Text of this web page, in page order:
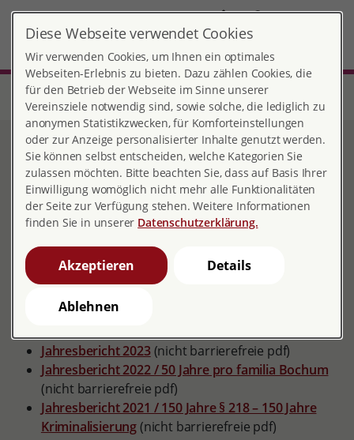
DE
Start Nordrhein-Westfalen
Beratungsstelle Bochum
Veröffentlichungen
Veröffentlichungen
pro familia Bochum Jahresberichte
Jahresbericht 2025 in einfacher Sprache (bitte per
E-Mail anfragen)
Jahresbericht 2024 / Kürzungen im
Jahresbericht 2023(nicht barrierefreie pdf)
Jahresbericht 2022 / 50 Jahre pro familia Bochum
(nicht barrierefreie pdf)
Jahresbericht 2021 / 150 Jahre § 218 – 150 Jahre
Kriminalisierung(nicht barrierefreie pdf)
Diese Webseite verwendet Cookies
Wir verwenden Cookies, um Ihnen ein optimales
Webseiten-Erlebnis zu bieten. Dazu zählen Cookies, die
für den Betrieb der Webseite im Sinne unserer
Vereinsziele notwendig sind, sowie solche, die lediglich zu
anonymen Statistikzwecken, für Komforteinstellungen
oder zur Anzeige personalisierter Inhalte genutzt werden.
Sie können selbst entscheiden, welche Kategorien Sie
zulassen möchten. Bitte beachten Sie, dass auf Basis Ihrer
Einwilligung womöglich nicht mehr alle Funktionalitäten
der Seite zur Verfügung stehen. Weitere Informationen
finden Sie in unserer Datenschutzerklärung.
Akzeptieren Details
Ablehnen